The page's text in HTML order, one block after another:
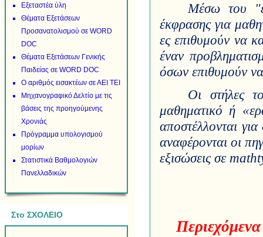
Εξεταστέα ύλη
Θέματα Εξετάσεων
Προσανατολισμού σε WORD
DOC
Θέματα Εξετάσεων Γενικής
Παιδείας σε WORD DOC
Ο αριθμός εισακτέων σε ΑΕΙ ΤΕΙ
Μηχανογραφικό Δελτίο με τις
βάσεις της προηγούμενης
Χρονιάς
Πρόγραμμα υπολογισμού
μορίων
Στατιστικά Βαθμολογιών
Πανελλαδικών
Στο ΣΧΟΛΕΙΟ
Μέσω του
έκφρασης για
ες επιθυμούν να
έναν
όσων επιθυμούν
Οι στήλες
μαθηματικό ή
αποστέλλονται
αναφέρονται οι
εξισώσεις σε